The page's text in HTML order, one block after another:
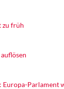
zu früh
Europa-Parlament